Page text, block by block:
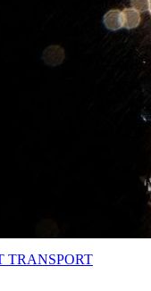
TRANSPORT